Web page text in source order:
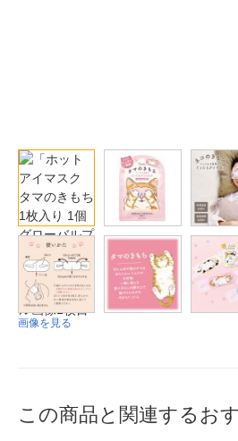
画像を見る
この商品と関連するお